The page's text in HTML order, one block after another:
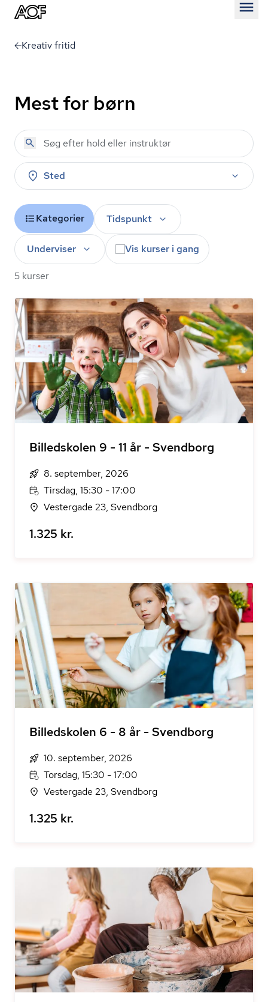
Kreativ fritid
Mest for børn
Sted
Kategorier Tidspunkt
Underviser Vis kurser i gang
5 kurser
Billedskolen 9 - 11 år - Svendborg
8. september, 2026
Tirsdag, 15:30 - 17:00
Vestergade 23, Svendborg
1.325 kr.
Billedskolen 6 - 8 år - Svendborg
10. september, 2026
Torsdag, 15:30 - 17:00
Vestergade 23, Svendborg
1.325 kr.